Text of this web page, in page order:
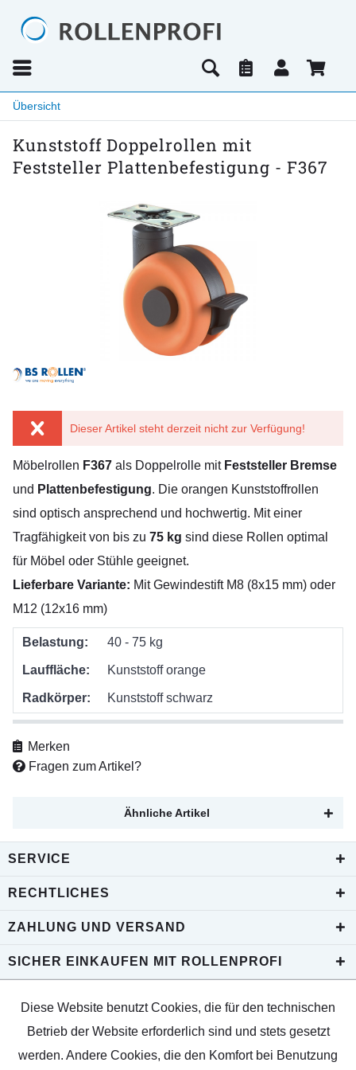
Übersicht
Kunststoff Doppelrollen mit
Feststeller Plattenbefestigung - F367
Dieser Artikel steht derzeit nicht zur Verfügung!
Möbelrollen F367 als Doppelrolle mit Feststeller Bremse
und Plattenbefestigung. Die orangen Kunststoffrollen
sind optisch ansprechend und hochwertig. Mit einer
Tragfähigkeit von bis zu 75 kg sind diese Rollen optimal
für Möbel oder Stühle geeignet.
Lieferbare Variante: Mit Gewindestift M8 (8x15 mm) oder
M12 (12x16 mm)
Belastung: 40 - 75 kg
Lauffläche: Kunststoff orange
Radkörper: Kunststoff schwarz
Merken
Fragen zum Artikel?
Ähnliche Artikel
SERVICE
RECHTLICHES
ZAHLUNG UND VERSAND
SICHER EINKAUFEN MIT ROLLENPROFI
Diese Website benutzt Cookies, die für den technischen
Betrieb der Website erforderlich sind und stets gesetzt
werden. Andere Cookies, die den Komfort bei Benutzung